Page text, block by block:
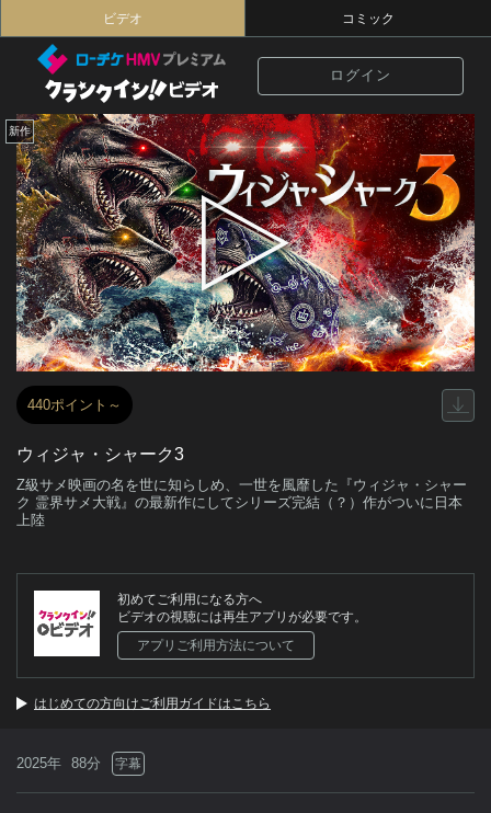
ビデオ コミック
ログイン
新作
440ポイント～
ウィジャ・シャーク3
Z級サメ映画の名を世に知らしめ、一世を風靡した『ウィジャ・シャー
ク 霊界サメ大戦』の最新作にしてシリーズ完結（？）作がついに日本
上陸
初めてご利用になる方へ
ビデオの視聴には再生アプリが必要です。
アプリご利用方法について
はじめての方向けご利用ガイドはこちら
2025年 88分 字幕